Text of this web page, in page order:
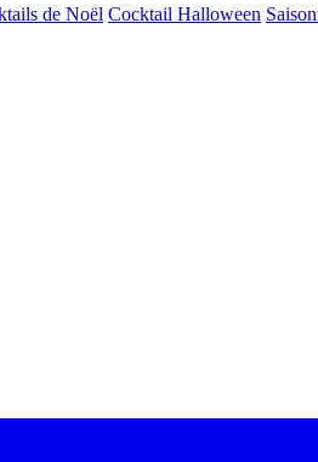
de Noël Cocktail Halloween